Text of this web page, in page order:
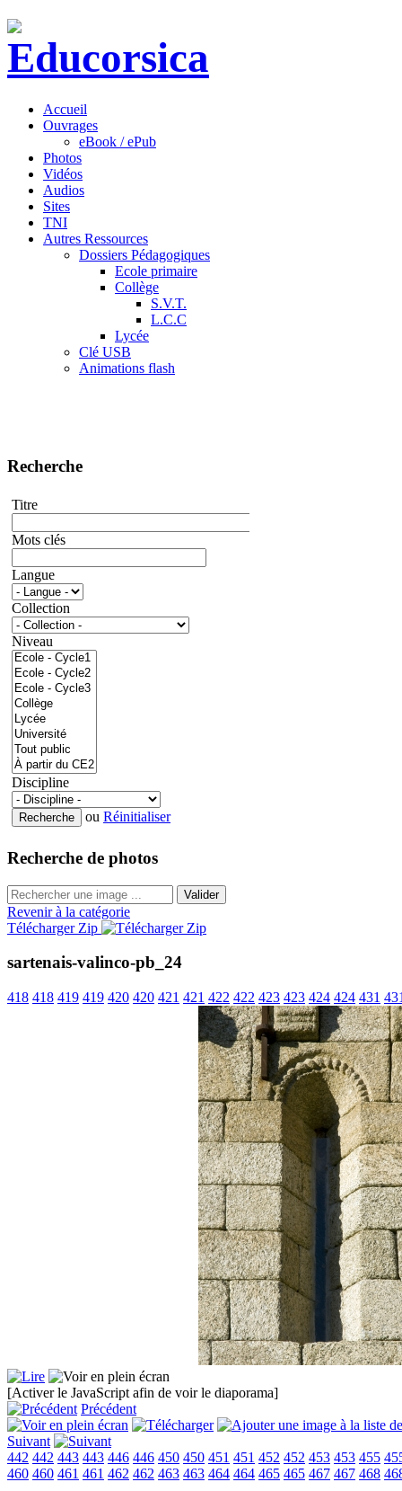
Accueil
Ouvrages
eBook / ePub
Photos
Vidéos
Audios
Sites
TNI
Autres Ressources
Dossiers Pédagogiques
Ecole primaire
Collège
S.V.T.
L.C.C
Lycée
Clé USB
Animations flash
Recherche
Titre
Mots clés
Langue
Collection
Niveau
Discipline
ou Réinitialiser
Recherche de photos
Valider
Revenir à la catégorie
Télécharger Zip
sartenais-valinco-pb_24
418 418 419 419 420 420 421 421 422 422 423 423 424 424 431
[Activer le JavaScript afin de voir le diaporama]
Précédent
Suivant
442 442 443 443 446 446 450 450 451 451 452 452 453 453 455
460 460 461 461 462 462 463 463 464 464 465 465 467 467 468